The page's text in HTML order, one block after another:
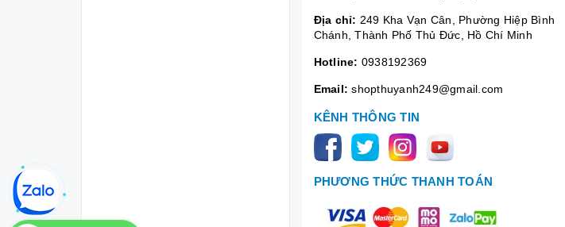
Địa chỉ: 249 Kha Vạn Cân, Phường Hiệp Bình
Chánh, Thành Phố Thủ Đức, Hồ Chí Minh
Hotline: 0938192369
Email: shopthuyanh249@gmail.com
KÊNH THÔNG TIN
PHƯƠNG THỨC THANH TOÁN